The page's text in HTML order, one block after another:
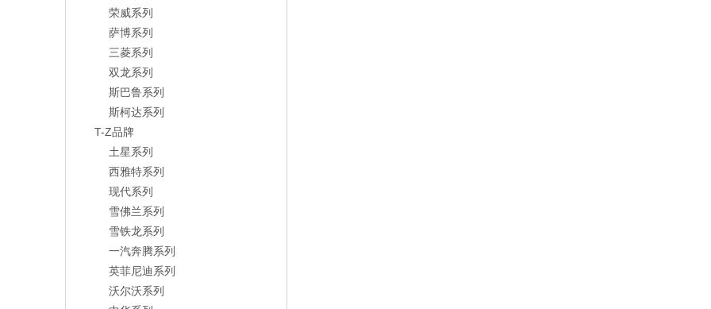
荣威系列
萨博系列
三菱系列
双龙系列
斯巴鲁系列
斯柯达系列
T-Z品牌
土星系列
西雅特系列
现代系列
雪佛兰系列
雪铁龙系列
一汽奔腾系列
英菲尼迪系列
沃尔沃系列